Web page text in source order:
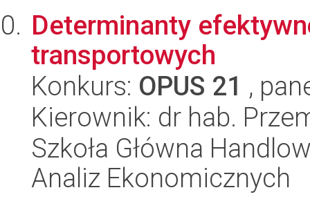
Determinanty
transportowych
Konkurs: OPUS 21 ,
Kierownik: dr hab.
Szkoła Główna
Analiz Ekonomicznych